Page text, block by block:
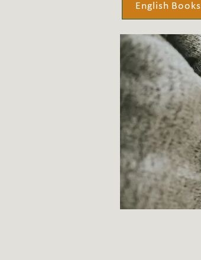
English Books